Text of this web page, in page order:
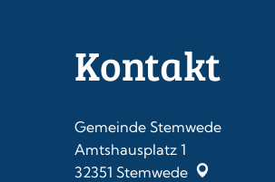
Kontakt
Gemeinde Stemwede
Amtshausplatz 1
32351 Stemwede